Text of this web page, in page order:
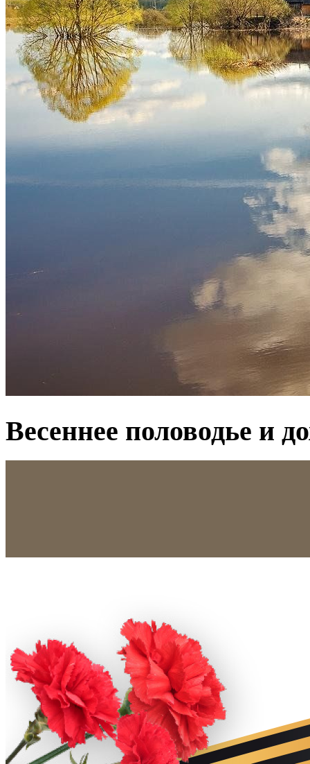
Весеннее половодье и